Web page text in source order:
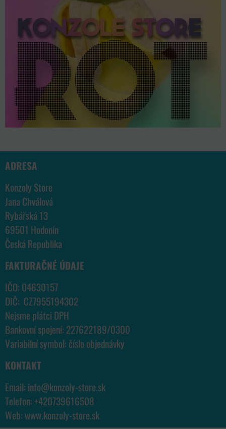
ADRESA
Konzoly Store
Jana Chválová
Rybářská 13
69501 Hodonín
Česká Republika
FAKTURAČNÉ ÚDAJE
IČO: 04630157
DIČ: CZ7955194302
Nejsme plátci DPH
Bankovní spojení: 227622189/0300
Variabilní symbol: číslo objednávky
KONTAKT
Email: info@konzoly-store.sk
Telefon:+420739616508
Web: www.konzoly-store.sk